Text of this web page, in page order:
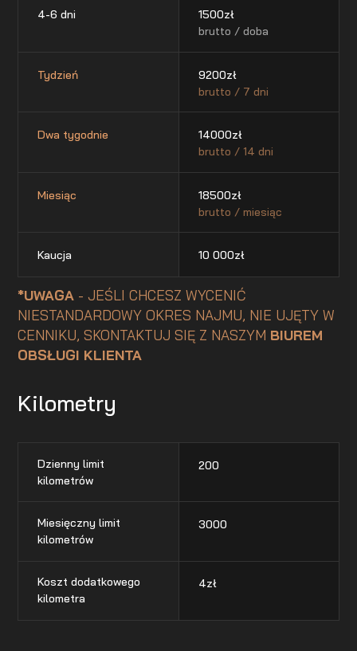
4-6 dni 1500zł
brutto / doba
Tydzień 9200zł
brutto / 7 dni
Dwa tygodnie 14000zł
brutto / 14 dni
Miesiąc 18500zł
brutto / miesiąc
Kaucja 10 000zł
*UWAGA - JEŚLI CHCESZ WYCENIĆ
NIESTANDARDOWY OKRES NAJMU, NIE UJĘTY W
CENNIKU, SKONTAKTUJ SIĘ Z NASZYM BIUREM
OBSŁUGI KLIENTA
Kilometry
Dzienny limit
kilometrów
200
Miesięczny limit
kilometrów
3000
Koszt dodatkowego
kilometra
4zł